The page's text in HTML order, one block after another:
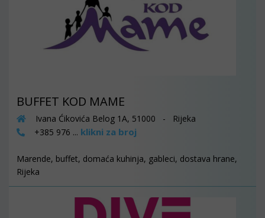
BUFFET KOD MAME
Ivana Ćikovića Belog 1A, 51000 - Rijeka
+385 976 ... klikni za broj
Marende, buffet, domaća kuhinja, gableci, dostava hrane,
Rijeka